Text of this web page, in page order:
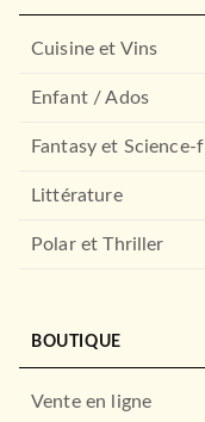
Cuisine et Vins
Enfant / Ados
Fantasy et
Littérature
Polar et Thriller
BOUTIQUE
Vente en ligne